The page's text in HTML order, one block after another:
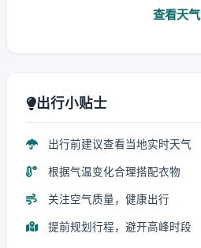
查看天气
出行小贴士
出行前建议查看当地实时天气
根据气温变化合理搭配衣物
关注空气质量，健康出行
提前规划行程，避开高峰时段